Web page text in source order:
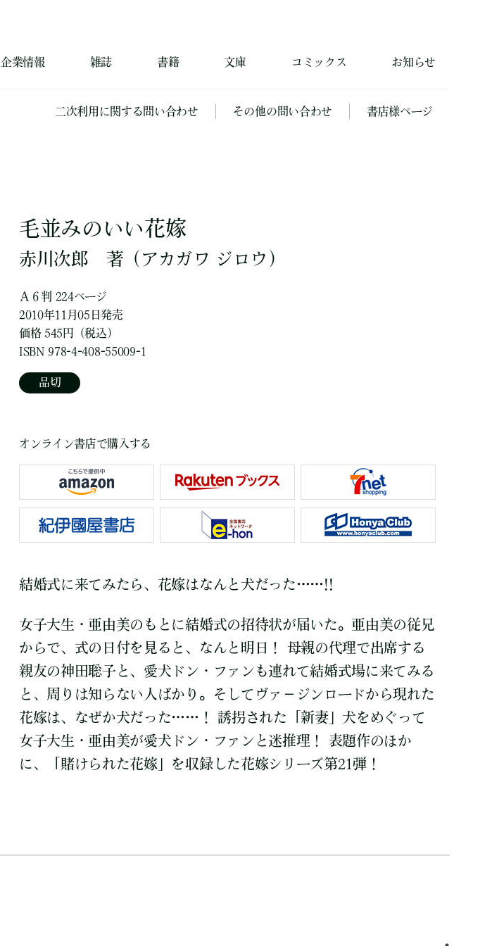
企業情報 雑誌 書籍 文庫 コミックス お知らせ
二次利用に関する問い合わせ その他の問い合わせ 書店様ページ
毛並みのいい花嫁
赤川次郎 著 （アカガワ ジロウ）
Ａ６判 224ページ
2010年11月05日発売
価格 545円（税込）
ISBN 978-4-408-55009-1
品切
オンライン書店で購入する
結婚式に来てみたら、花嫁はなんと犬だった……!!
女子大生・亜由美のもとに結婚式の招待状が届いた。亜由美の従兄
からで、式の日付を見ると、なんと明日！ 母親の代理で出席する
親友の神田聡子と、愛犬ドン・ファンも連れて結婚式場に来てみる
と、周りは知らない人ばかり。そしてヴァ－ジンロードから現れた
花嫁は、なぜか犬だった……！ 誘拐された「新妻」犬をめぐって
女子大生・亜由美が愛犬ドン・ファンと迷推理！ 表題作のほか
に、「賭けられた花嫁」を収録した花嫁シリーズ第21弾！